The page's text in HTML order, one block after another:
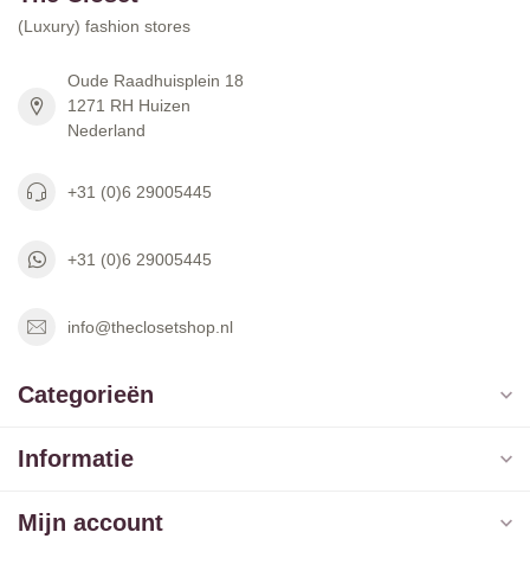
(Luxury) fashion stores
Oude Raadhuisplein 18
1271 RH Huizen
Nederland
+31 (0)6 29005445
+31 (0)6 29005445
info@theclosetshop.nl
Categorieën
Informatie
Mijn account